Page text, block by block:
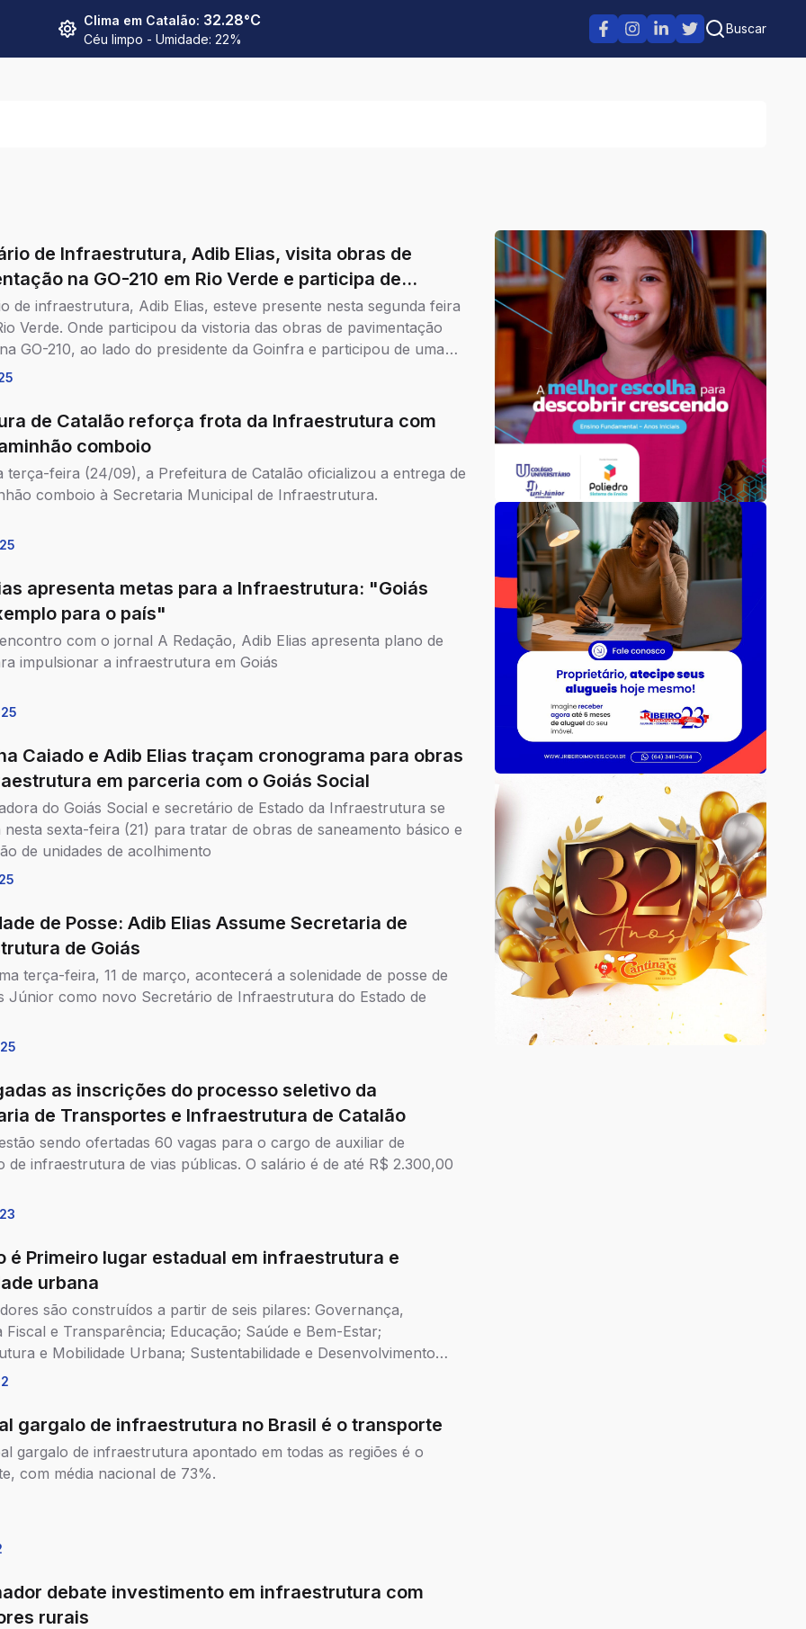
Clima em Catalão: 32.28°C
Céu limpo - Umidade: 22%
Buscar
de Infraestrutura, Adib Elias, visita obras de
GO-210 em Rio Verde e participa de
reunião na sede da Cooperativa COMIGO
de infraestrutura, Adib Elias, esteve presente nesta segunda feira
Verde. Onde participou da vistoria das obras de pavimentação
GO-210, ao lado do presidente da Goinfra e participou de uma
reunião na sede da Cooperativa COMIGO para tratar de uma
de Catalão reforça frota da Infraestrutura com
comboio
terça-feira (24/09), a Prefeitura de Catalão oficializou a entrega de
comboio à Secretaria Municipal de Infraestrutura.
apresenta metas para a Infraestrutura: "Goiás
para o país"
com o jornal A Redação, Adib Elias apresenta plano de
impulsionar a infraestrutura em Goiás
Caiado e Adib Elias traçam cronograma para obras
em parceria com o Goiás Social
do Goiás Social e secretário de Estado da Infraestrutura se
nesta sexta-feira (21) para tratar de obras de saneamento básico e
de unidades de acolhimento
de Posse: Adib Elias Assume Secretaria de
de Goiás
terça-feira, 11 de março, acontecerá a solenidade de posse de
Júnior como novo Secretário de Infraestrutura do Estado de
as inscrições do processo seletivo da
de Transportes e Infraestrutura de Catalão
sendo ofertadas 60 vagas para o cargo de auxiliar de
de infraestrutura de vias públicas. O salário é de até R$ 2.300,00
é Primeiro lugar estadual em infraestrutura e
urbana
são construídos a partir de seis pilares: Governança,
Fiscal e Transparência; Educação; Saúde e Bem-Estar;
e Mobilidade Urbana; Sustentabilidade e Desenvolvimento
e Ordem Pública.
gargalo de infraestrutura no Brasil é o transporte
gargalo de infraestrutura apontado em todas as regiões é o
com média nacional de 73%.
debate investimento em infraestrutura com
rurais